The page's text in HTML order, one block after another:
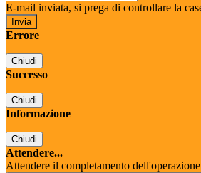
E-mail inviata, si prega di controllare la
Errore
Chiudi
Successo
Chiudi
Informazione
Chiudi
Attendere...
Attendere il completamento